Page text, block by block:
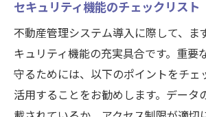
セキュリティ機能のチェックリスト
不動産管理システム導入に際して、ま
キュリティ機能の充実具合です。重要
守るためには、以下のポイントをチェ
活用することをお勧めします。データ